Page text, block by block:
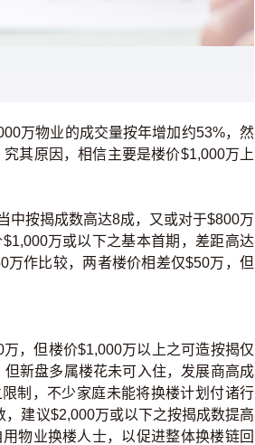
万物业的成交量按年增加约53%，然
其原因，相信主要是楼价$1,000万上
中按揭成数高达8成，又或对于$800万
万或以下之基本首期，差距高达
万作比较，两者楼价相差仅$50万，但
但楼价$1,000万以上之可造按揭仅
新盘多属楼花未可入住，发展商高成
制，不少家庭未能将换楼计划付诸行
建议$2,000万或以下之按揭成数提高
物业换楼人士，以促进整体换楼链回